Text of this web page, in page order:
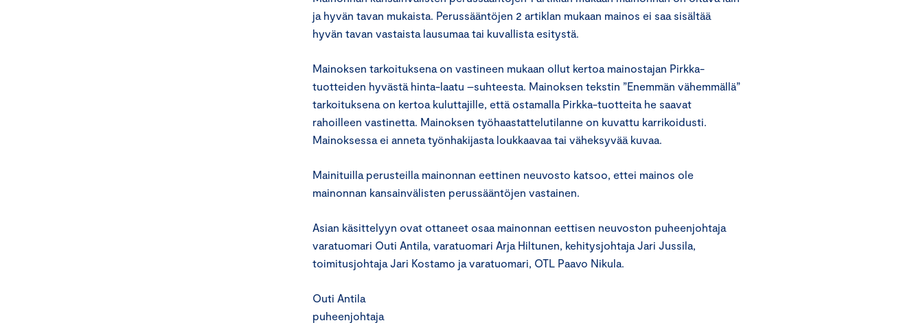
ja hyvän tavan mukaista. Perussääntöjen 2 artiklan mukaan mainos ei saa sisältää
hyvän tavan vastaista lausumaa tai kuvallista esitystä.
Mainoksen tarkoituksena on vastineen mukaan ollut kertoa mainostajan Pirkka-
tuotteiden hyvästä hinta-laatu –suhteesta. Mainoksen tekstin ”Enemmän vähemmällä”
tarkoituksena on kertoa kuluttajille, että ostamalla Pirkka-tuotteita he saavat
rahoilleen vastinetta. Mainoksen työhaastattelutilanne on kuvattu karrikoidusti.
Mainoksessa ei anneta työnhakijasta loukkaavaa tai väheksyvää kuvaa.
Mainituilla perusteilla mainonnan eettinen neuvosto katsoo, ettei mainos ole
mainonnan kansainvälisten perussääntöjen vastainen.
Asian käsittelyyn ovat ottaneet osaa mainonnan eettisen neuvoston puheenjohtaja
varatuomari Outi Antila, varatuomari Arja Hiltunen, kehitysjohtaja Jari Jussila,
toimitusjohtaja Jari Kostamo ja varatuomari, OTL Paavo Nikula.
Outi Antila
puheenjohtaja